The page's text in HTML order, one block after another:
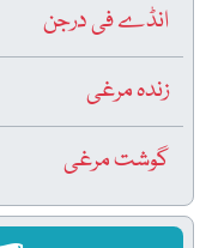
انڈے فی درجن
زندہ مرغی
گوشت مرغی